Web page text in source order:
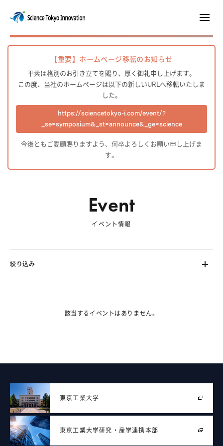
【重要】ホームページ移転のお知らせ
平素は格別のお引き立てを賜り、厚く御礼申し上げます。
この度、当社のホームページは以下の新しいURLへ移転いたしま
した。
https://sciencetokyo-i.com/event/?
_se=symposium&_st=announce&_ge=science
今後ともご愛顧賜りますよう、何卒よろしくお願い申し上げま
す。
Event
イベント情報
絞り込み
該当するイベントはありません。
東京工業大学
東京工業大学研究・産学連携本部